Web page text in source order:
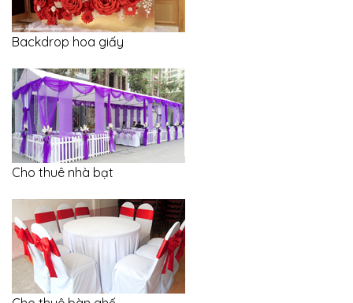
Backdrop hoa giấy
Cho thuê nhà bạt